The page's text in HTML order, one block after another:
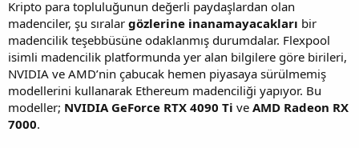
ş
a
t
a
n
ç
a
r
i
h
Kripto para topluluğunun değerli paydaşlardan olan
madenciler, şu sıralar gözlerine inanamayacakları bir
madencilik teşebbüsüne odaklanmış durumdalar. Flexpool
isimli madencilik platformunda yer alan bilgilere göre birileri,
NVIDIA ve AMD’nin çabucak hemen piyasaya sürülmemiş
modellerini kullanarak Ethereum madenciliği yapıyor. Bu
modeller; NVIDIA GeForce RTX 4090 Ti ve AMD Radeon RX
7000.